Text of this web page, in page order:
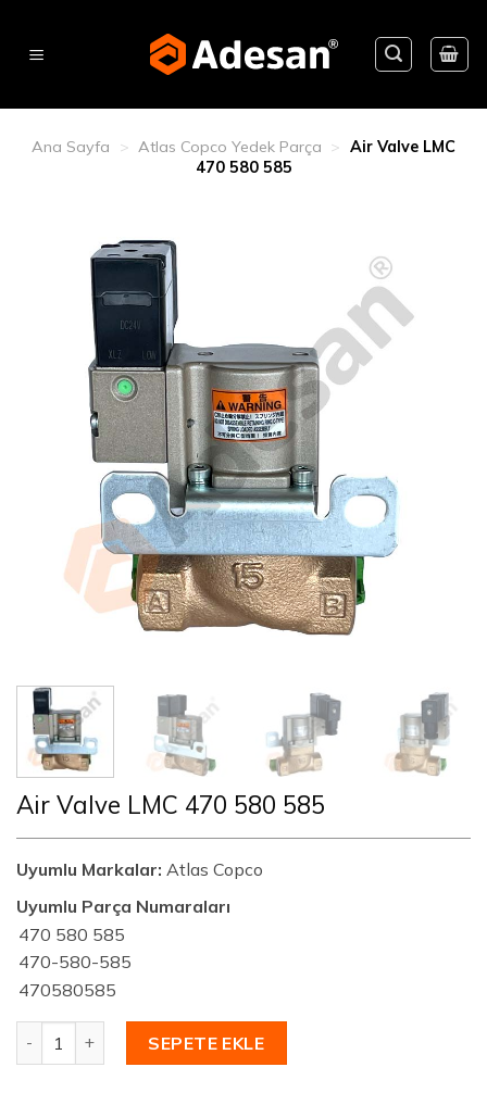
content
Ana Sayfa > Atlas Copco Yedek Parça > Air Valve LMC
470 580 585
Air Valve LMC 470 580 585
Uyumlu Markalar: Atlas Copco
Uyumlu Parça Numaraları
470 580 585
470-580-585
470580585
SEPETE EKLE